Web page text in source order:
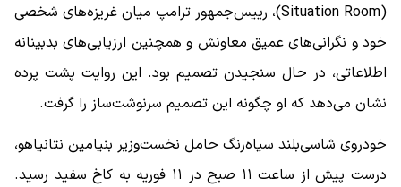
(Situation Room)، رییس‌جمهور ترامپ میان غریزه‌های شخصی
خود و نگرانی‌های عمیق معاونش و همچنین ارزیابی‌های بدبینانه
اطلاعاتی، در حال سنجیدن تصمیم بود. این روایت پشت‌ پرده
نشان می‌دهد که او چگونه این تصمیم سرنوشت‌ساز را گرفت.
خودروی شاسی‌بلند سیاه‌رنگ حامل نخست‌وزیر بنیامین نتانیاهو،
درست پیش از ساعت ۱۱ صبح در ۱۱ فوریه به کاخ سفید رسید.